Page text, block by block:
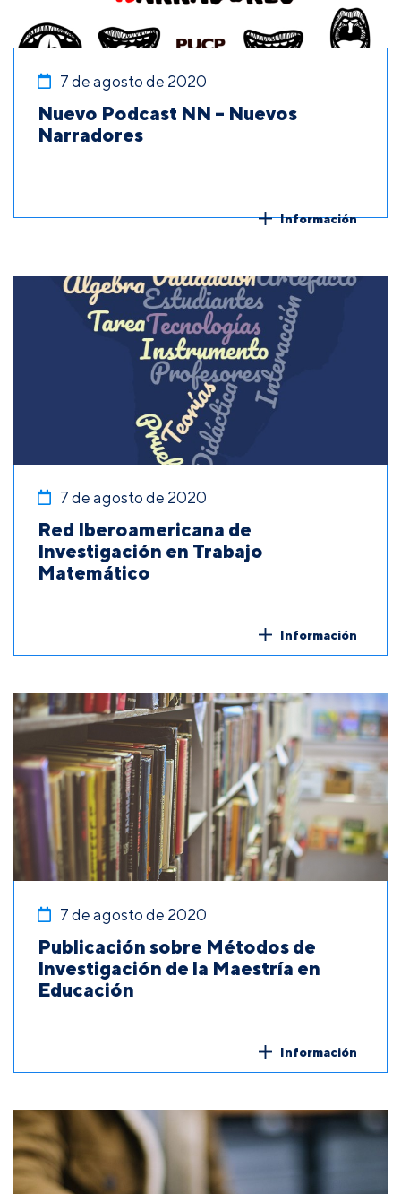
7 de agosto de 2020
Nuevo Podcast NN – Nuevos
Narradores
Información
7 de agosto de 2020
Red Iberoamericana de
Investigación en Trabajo
Matemático
Información
7 de agosto de 2020
Publicación sobre Métodos de
Investigación de la Maestría en
Educación
Información